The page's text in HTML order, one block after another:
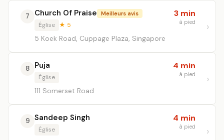
7 Church Of Praise Meilleurs avis
Église ★ 5
5 Koek Road, Cuppage Plaza, Singapore
3 min
à pied
8 Puja
Église
111 Somerset Road
4 min
à pied
9 Sandeep Singh
Église
4 min
à pied